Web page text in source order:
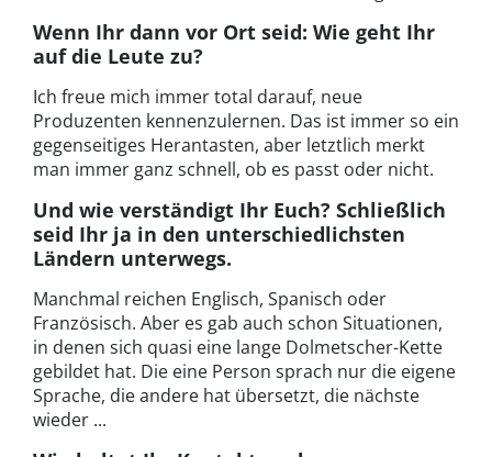
Wenn Ihr dann vor Ort seid: Wie geht Ihr
auf die Leute zu?
Ich freue mich immer total darauf, neue
Produzenten kennenzulernen. Das ist immer so ein
gegenseitiges Herantasten, aber letztlich merkt
man immer ganz schnell, ob es passt oder nicht.
Und wie verständigt Ihr Euch? Schließlich
seid Ihr ja in den unterschiedlichsten
Ländern unterwegs.
Manchmal reichen Englisch, Spanisch oder
Französisch. Aber es gab auch schon Situationen,
in denen sich quasi eine lange Dolmetscher-Kette
gebildet hat. Die eine Person sprach nur die eigene
Sprache, die andere hat übersetzt, die nächste
wieder ...